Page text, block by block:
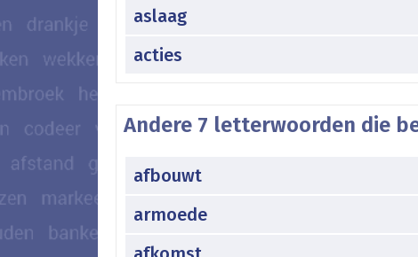
aslaag
acties
Andere 7 letterwoorden die
afbouwt
armoede